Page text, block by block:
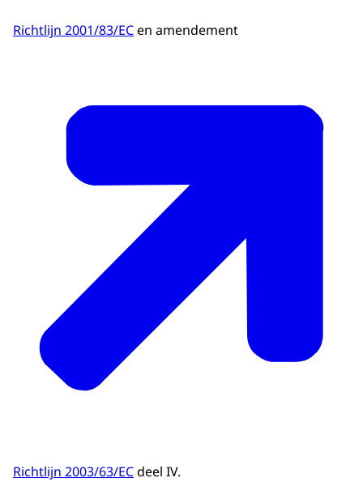
Richtlijn 2001/83/ECen amendement
Richtlijn 2003/63/ECdeel IV.